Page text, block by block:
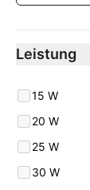
Leistung
Leistung
15 W
20 W
25 W
30 W